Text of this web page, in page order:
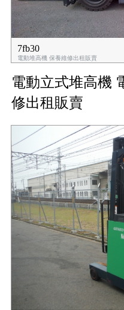
7fb30
電動堆高機 保養維修出租販賣
電動立式堆高機
修出租販賣